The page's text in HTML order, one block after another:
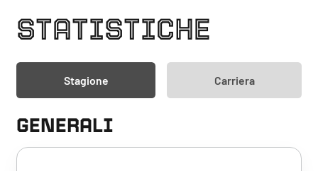
STATISTICHE
Stagione Carriera
GENERALI